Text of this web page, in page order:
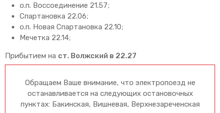
о.п. Воссоединение 21.57;
Спартановка 22.06;
о.п. Новая Спартановка 22.10;
Мечетка 22.14;
Прибытием на ст. Волжский в 22.27
Обращаем Ваше внимание, что электропоезд не
останавливается на следующих остановочных
пунктах: Бакинская, Вишневая, Верхнезареченская